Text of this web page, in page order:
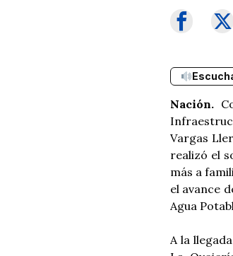
Nación.
Vargas
realizó el
más a
el avance
Agua
A la